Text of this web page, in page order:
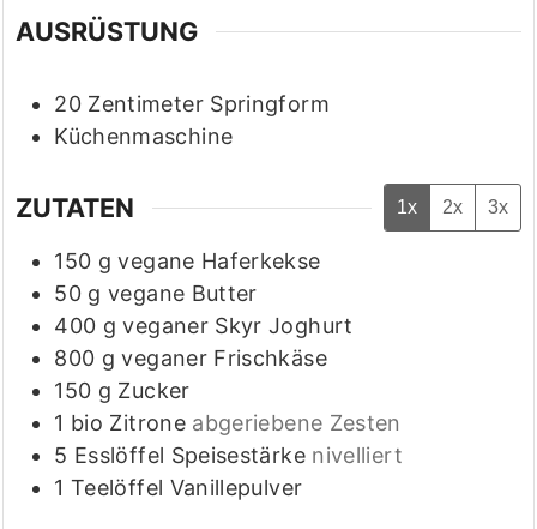
AUSRÜSTUNG
20 Zentimeter Springform
Küchenmaschine
ZUTATEN 1x 2x 3x
150 g vegane Haferkekse
50 g vegane Butter
400 g veganer Skyr Joghurt
800 g veganer Frischkäse
150 g Zucker
1 bio Zitrone abgeriebene Zesten
5 Esslöffel Speisestärke nivelliert
1 Teelöffel Vanillepulver